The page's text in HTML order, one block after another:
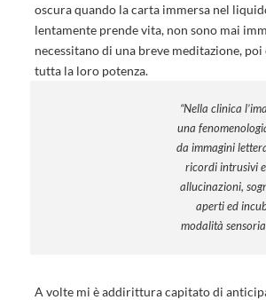
oscura quando la carta immersa nel
lentamente prende vita, non sono mai
necessitano di una breve meditazione,
tutta la loro potenza.
“Nella clinica
una
da immagini
ricordi intrusivi
allucinazioni,
aperti ed
modalità
A volte mi è addirittura capitato di